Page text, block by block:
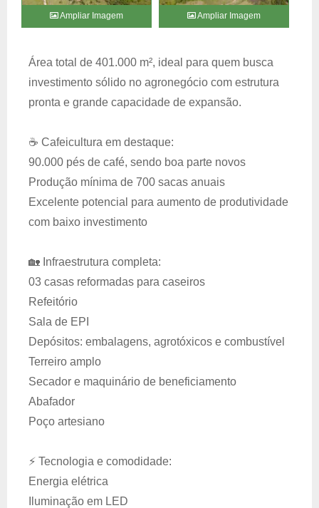
Ampliar Imagem Ampliar Imagem
Área total de 401.000 m², ideal para quem busca
investimento sólido no agronegócio com estrutura
pronta e grande capacidade de expansão.
☕ Cafeicultura em destaque:
90.000 pés de café, sendo boa parte novos
Produção mínima de 700 sacas anuais
Excelente potencial para aumento de produtividade
com baixo investimento
🏡 Infraestrutura completa:
03 casas reformadas para caseiros
Refeitório
Sala de EPI
Depósitos: embalagens, agrotóxicos e combustível
Terreiro amplo
Secador e maquinário de beneficiamento
Abafador
Poço artesiano
⚡ Tecnologia e comodidade:
Energia elétrica
Iluminação em LED